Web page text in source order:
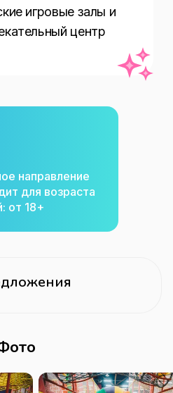
игровые залы и
центр
направление
для возраста
от 18+